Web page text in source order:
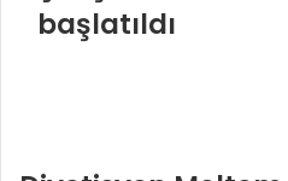
başlatıldı